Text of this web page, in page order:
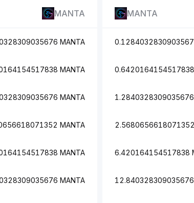
MANTA
0.6420164154517838
1.2840328309035676
6.420164154517838
12.840328309035676
MANTA
MANTA
MANTA
MANTA
MANTA
MANTA
MANTA